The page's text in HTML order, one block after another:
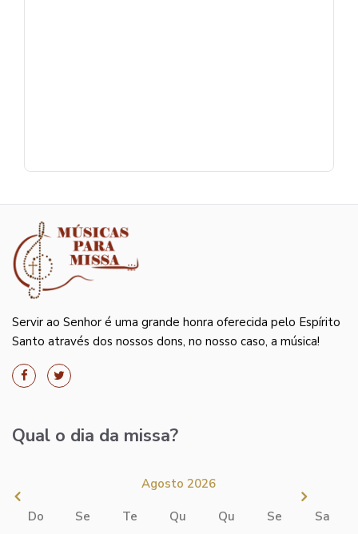
Servir ao Senhor é uma grande honra oferecida pelo Espírito
Santo através dos nossos dons, no nosso caso, a música!
Qual o dia da missa?
Agosto 2026
Do Se Te Qu Qu Se
Sa